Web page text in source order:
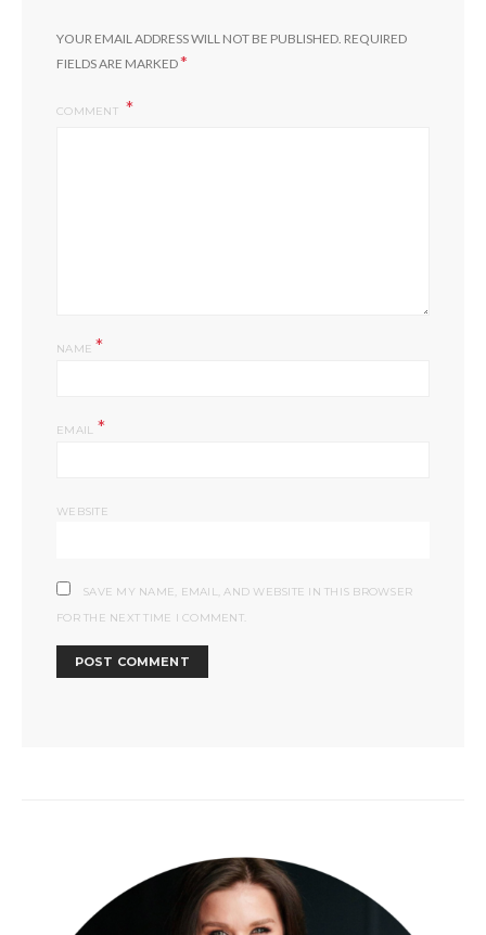
YOUR EMAIL ADDRESS WILL NOT BE PUBLISHED. REQUIRED
FIELDS ARE MARKED*
COMMENT
NAME*
EMAIL *
WEBSITE
SAVE MY NAME, EMAIL, AND WEBSITE IN THIS BROWSER
FOR THE NEXT TIME I COMMENT.